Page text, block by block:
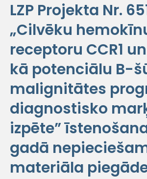
LZP Projekta Nr.
„Cilvēku
receptoru CCR1
kā potenciālu B-
malignitātes
diagnostisko
izpēte”
gadā
materiāla